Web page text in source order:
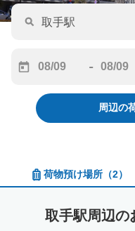
forward
interact
calendar
and
date.
-
to
and
a
date.
周辺の
荷物預け場所 （2）
取手駅周辺の